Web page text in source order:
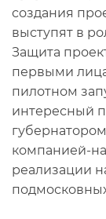
создания
выступят в
Защита
первыми
пилотном
интересный
компанией-
реализации